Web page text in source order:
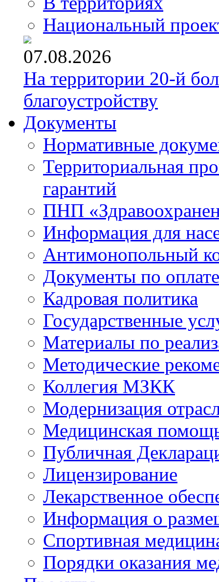
Национальный
07.08.2026
На территории 20-й
благоустройству
Документы
Нормативные
Территориальная
гарантий
ПНП
Информация для
Антимонопольный
Документы по
Кадровая политика
Государственные
Материалы по
Методические
Коллегия МЗКК
Модернизация
Медицинская
Публичная
Лицензирование
Лекарственное
Информация о
Спортивная
Порядки оказания